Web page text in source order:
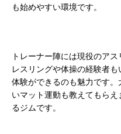
も始めやすい環境です。
トレーナー陣には現役のア
レスリングや体操の経験者
体験ができるのも魅力です
いマット運動も教えてもら
るジムです。